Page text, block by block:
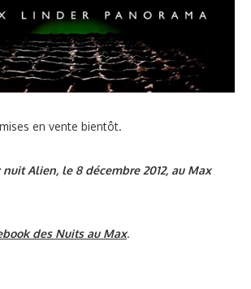
en vente bientôt.
Alien, le 8 décembre 2012, au Max
des Nuits au Max.